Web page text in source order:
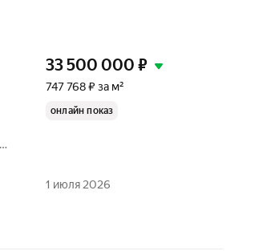
33 500 000 ₽
747 768 ₽ за м²
онлайн показ
1 июля 2026